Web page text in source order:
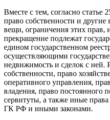
Вместе с тем, согласно
право собственности и
вещи, ограничения этих прав,
прекращение подлежат
едином государственном
осуществляющими
недвижимость и сделок с ней.
собственности, право
оперативного управления,
владения, право постоянного
сервитуты, а также иные
ГК РФ и иными законами.